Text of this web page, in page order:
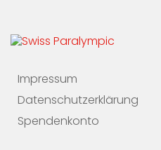
Impressum
Datenschutzerklärung
Spendenkonto